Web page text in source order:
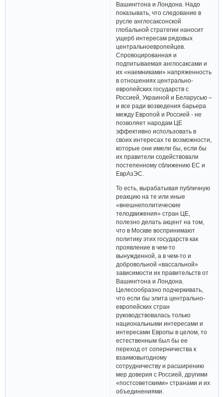
Вашингтона и Лондона. Надо
показывать, что следование в
русле англосаксонской
глобальной стратегии наносит
ущерб интересам рядовых
центральноевропейцев.
Спровоцированная и
подпитываемая англосаксами и
их «наемниками» напряженность
в отношениях центрально-
европейских государств с
Россией, Украиной и Беларусью –
и все ради возведения барьера
между Европой и Россией - не
позволяет народам ЦЕ
эффективно использовать в
своих интересах те возможности,
которые они имели бы, если бы
их правители содействовали
постепенному сближению ЕС и
ЕврАзЭС.
То есть, вырабатывая публичную
реакцию на те или иные
«внешнеполитические
телодвижения» стран ЦЕ,
полезно делать акцент на том,
что в Москве воспринимают
политику этих государств как
проявление в чем-то
вынужденной, а в чем-то и
добровольной «вассальной»
зависимости их правительств от
Вашингтона и Лондона.
Целесообразно подчеркивать,
что если бы элита центрально-
европейских стран
руководствовалась только
национальными интересами и
интересами Европы в целом, то
естественным был бы ее
переход от соперничества к
взаимовыгодному
сотрудничеству и расширению
мер доверия с Россией, другими
«постсоветскими» странами и их
объединениями.